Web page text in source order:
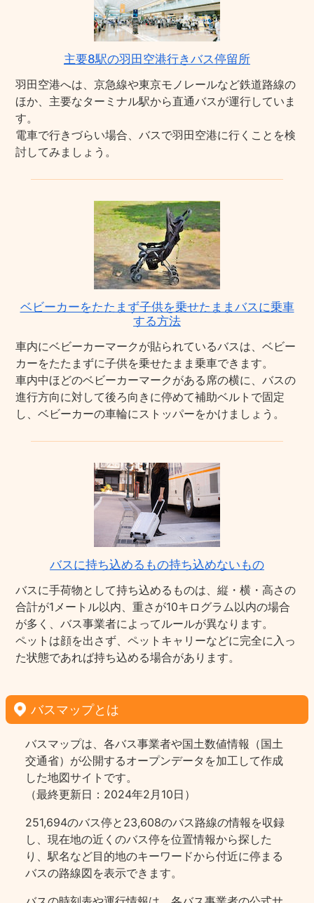
主要8駅の羽田空港行きバス停留所
羽田空港へは、京急線や東京モノレールなど鉄道路線の
ほか、主要なターミナル駅から直通バスが運行していま
す。
電車で行きづらい場合、バスで羽田空港に行くことを検
討してみましょう。
ベビーカーをたたまず子供を乗せたままバスに乗車
する方法
車内にベビーカーマークが貼られているバスは、ベビー
カーをたたまずに子供を乗せたまま乗車できます。
車内中ほどのベビーカーマークがある席の横に、バスの
進行方向に対して後ろ向きに停めて補助ベルトで固定
し、ベビーカーの車輪にストッパーをかけましょう。
バスに持ち込めるもの持ち込めないもの
バスに手荷物として持ち込めるものは、縦・横・高さの
合計が1メートル以内、重さが10キログラム以内の場合
が多く、バス事業者によってルールが異なります。
ペットは顔を出さず、ペットキャリーなどに完全に入っ
た状態であれば持ち込める場合があります。
バスマップとは
バスマップは、各バス事業者や国土数値情報（国土
交通省）が公開するオープンデータを加工して作成
した地図サイトです。
（最終更新日：2024年2月10日）
251,694のバス停と23,608のバス路線の情報を収録
し、現在地の近くのバス停を位置情報から探した
り、駅名など目的地のキーワードから付近に停まる
バスの路線図を表示できます。